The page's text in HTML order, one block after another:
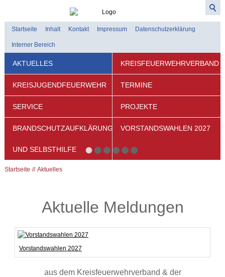
Startseite Inhalt Kontakt Impressum Datenschutzerklärung
Interner Bereich
AKTUELLES KREISFEUERWEHRVERBAND
KREISJUGENDFEUERWEHR TERMINE
SERVICE PROJEKTE
BRANDSCHUTZAUFKLÄRUNG
UND SELBSTHILFE
VORSTANDSWAHLEN 2027
Startseite Aktuelles
Aktuelle Meldungen
Vorstandswahlen 2027
aus dem Kreisfeuerwehrverband & der